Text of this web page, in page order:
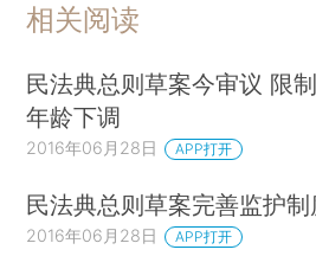
相关阅读
民法典总则草案今审议 限
年龄下调
2016年06月28日 APP打开
民法典总则草案完善监护制
2016年06月28日 APP打开